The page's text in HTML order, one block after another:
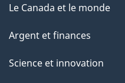
Le Canada et le monde
Argent et finances
Science et innovation